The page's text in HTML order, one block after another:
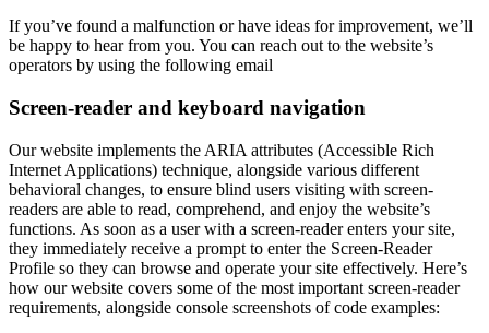
If you’ve found a malfunction or have ideas for improvement, we’ll
be happy to hear from you. You can reach out to the website’s
operators by using the following email
Screen-reader and keyboard navigation
Our website implements the ARIA attributes (Accessible Rich
Internet Applications) technique, alongside various different
behavioral changes, to ensure blind users visiting with screen-
readers are able to read, comprehend, and enjoy the website’s
functions. As soon as a user with a screen-reader enters your site,
they immediately receive a prompt to enter the Screen-Reader
Profile so they can browse and operate your site effectively. Here’s
how our website covers some of the most important screen-reader
requirements, alongside console screenshots of code examples: